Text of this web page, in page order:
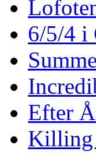
6/5/4 i
Efter
Killing